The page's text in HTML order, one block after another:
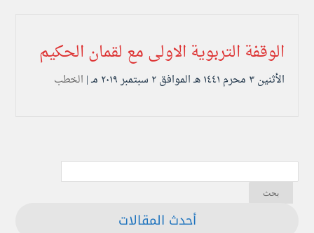
الوقفة التربوية الاولى مع لقمان الحكيم
الأثنين ۳ محرم ۱٤٤۱ هـ الموافق ۲ سبتمبر ۲۰۱۹ مـ | الخطب
أحدث المقالات